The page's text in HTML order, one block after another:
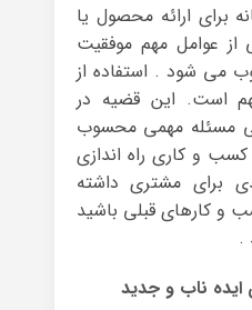
برای ارائه محصول یا
عوامل مهم موفقیت
شود . استفاده از
است. این قضیه در
مسئله مهمی محسوب
و کاری راه اندازی
برای مشتری داشته
و کارهای قبلی باشید
.
ناب و جدید